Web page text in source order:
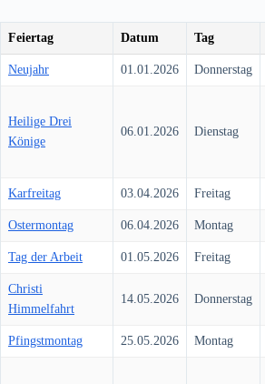
Feiertag Datum Tag
Neujahr 01.01.2026 Donnerstag
Heilige Drei
Könige
06.01.2026 Dienstag
Karfreitag 03.04.2026 Freitag
Ostermontag 06.04.2026 Montag
Tag der Arbeit 01.05.2026 Freitag
Christi
Himmelfahrt
14.05.2026 Donnerstag
Pfingstmontag 25.05.2026 Montag